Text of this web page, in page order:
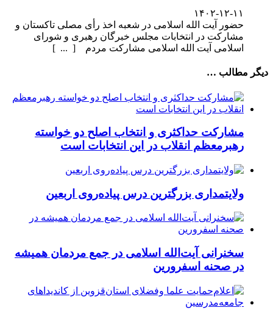
۱۴۰۲-۱۲-۱۱
حضور آیت الله اسلامی در شعبه اخذ رأی مصلی تاکستان و
مشارکت در انتخابات مجلس خبرگان رهبری و شورای
اسلامی آیت الله اسلامی مشارکت مردم [ ... ]
دیگر مطالب …
مشارکت حداکثری و انتخاب اصلح دو خواسته
رهبرمعظم انقلاب در این انتخابات است
ولایتمداری بزرگترین درس پیاده‌روی اربعین
سخنرانی آیت‌الله اسلامی در جمع مردمان همیشه
در صحنه اسفرورین